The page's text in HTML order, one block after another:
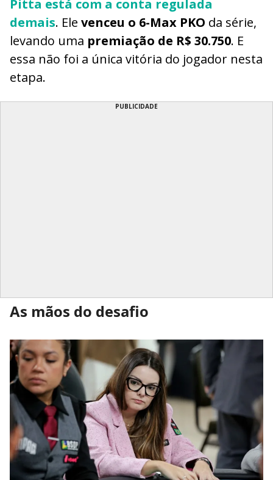
Pitta está com a conta regulada
demais. Ele venceu o 6-Max PKO da série,
levando uma premiação de R$ 30.750. E
essa não foi a única vitória do jogador nesta
etapa.
PUBLICIDADE
As mãos do desafio